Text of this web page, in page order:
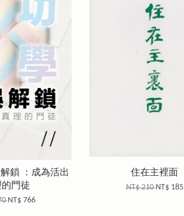
鎖 ：成為活出
門徒
NT$ 766
住在主裡面
NT$ 210NT$ 185